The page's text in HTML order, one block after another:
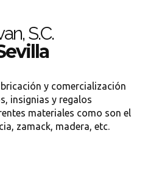
S.C.
y comercialización
insignias y regalos
materiales como son el
zamack, madera, etc.